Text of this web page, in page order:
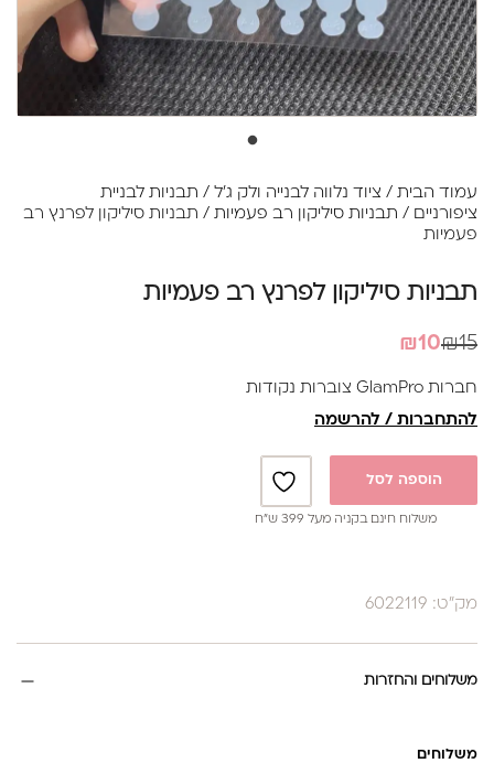
עמוד הבית / ציוד נלווה לבנייה ולק ג׳ל / תבניות לבניית
ציפורניים / תבניות סיליקון רב פעמיות / תבניות סיליקון לפרנץ רב
פעמיות
תבניות סיליקון לפרנץ רב פעמיות
₪15
המחיר
היה:
₪15.
₪10
המחיר
הוא:
₪10.
חברות GlamPro צוברות נקודות
להתחברות / להרשמה
הוספה לסל
משלוח חינם בקניה מעל 399 ש”ח
מק"ט: 6022119
משלוחים והחזרות
משלוחים